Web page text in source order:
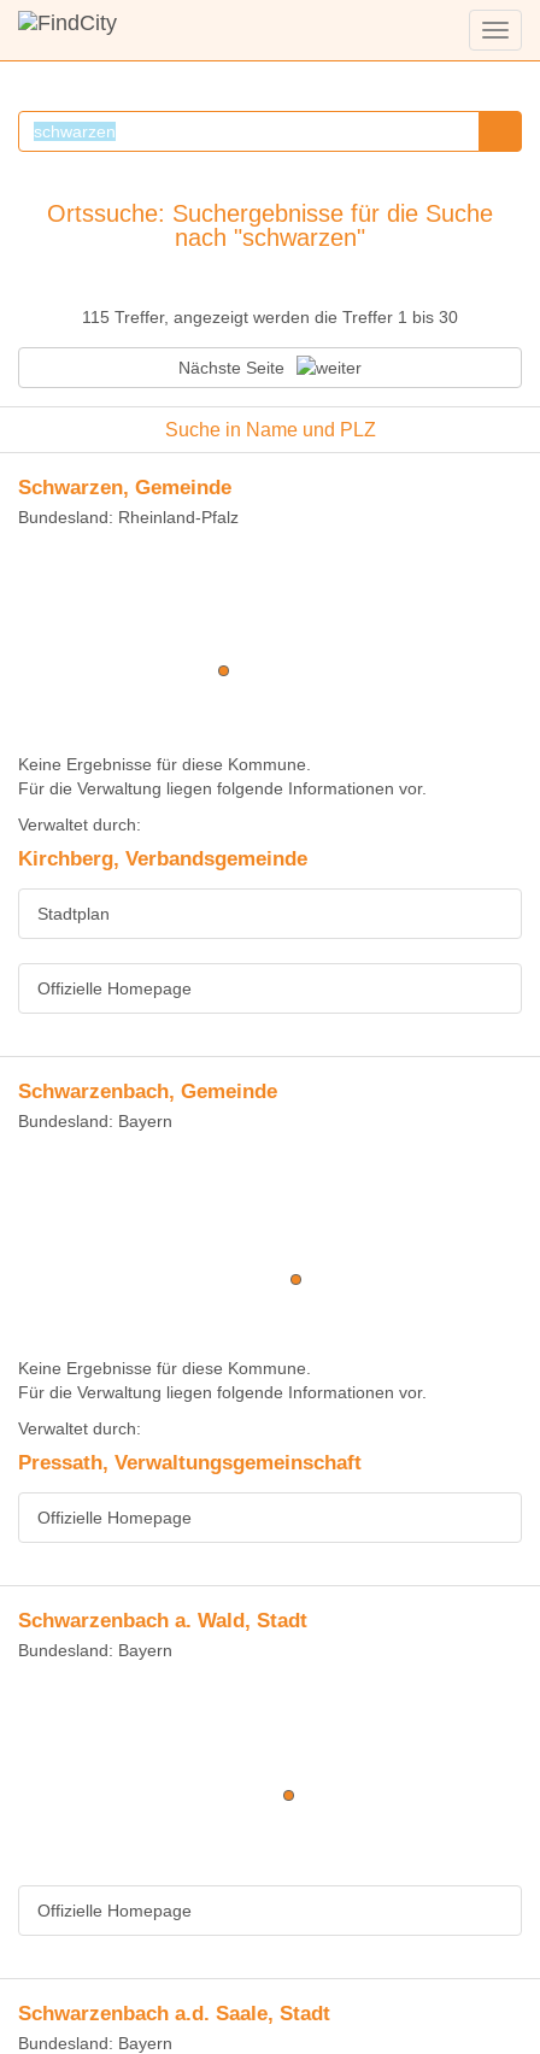
Menü
Ortssuche: Suchergebnisse für die Suche
nach "schwarzen"
115 Treffer, angezeigt werden die Treffer 1 bis 30
Nächste Seite
Suche in Name und PLZ
Schwarzen, Gemeinde
Bundesland: Rheinland-Pfalz
Keine Ergebnisse für diese Kommune.
Für die Verwaltung liegen folgende Informationen vor.
Verwaltet durch:
Kirchberg, Verbandsgemeinde
Stadtplan
Offizielle Homepage
Schwarzenbach, Gemeinde
Bundesland: Bayern
Keine Ergebnisse für diese Kommune.
Für die Verwaltung liegen folgende Informationen vor.
Verwaltet durch:
Pressath, Verwaltungsgemeinschaft
Offizielle Homepage
Schwarzenbach a. Wald, Stadt
Bundesland: Bayern
Offizielle Homepage
Schwarzenbach a.d. Saale, Stadt
Bundesland: Bayern